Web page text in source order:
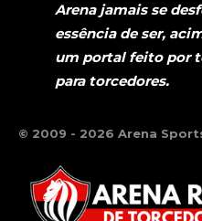
Arena jamais se
essência de ser,
um portal feito por
para torcedores.
© 2009 - 2026 Arena